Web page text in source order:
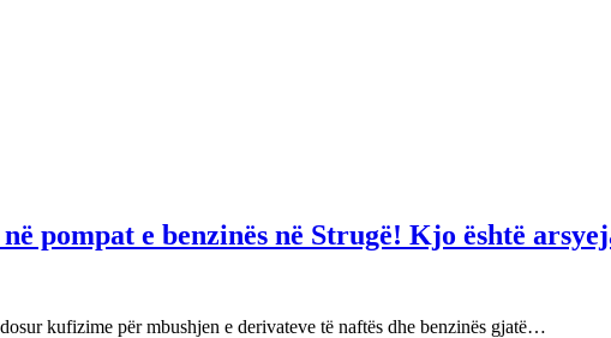
pompat e benzinës në Strugë! Kjo është
kufizime për mbushjen e derivateve të naftës dhe benzinës gjatë…